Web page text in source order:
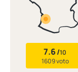
7.6/10
1609 voto